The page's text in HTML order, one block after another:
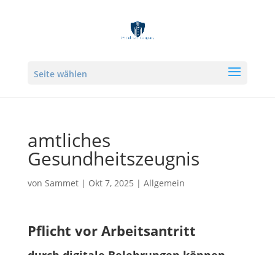
Seite wählen
amtliches
Gesundheitszeugnis
von Sammet| Okt 7, 2025 | Allgemein
Pflicht vor Arbeitsantritt